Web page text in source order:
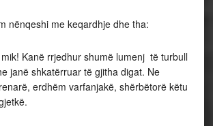
me keqardhje dhe tha:
rrjedhur shumë lumenj të turbull
janë shkatërruar të gjitha digat. Ne
erdhëm varfanjakë, shërbëtorë këtu